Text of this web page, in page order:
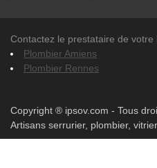
Contactez le prestataire de votre
Plombier Amiens
Plombier Rennes
Copyright ® ipsov.com - Tous
Artisans serrurier, plombier,